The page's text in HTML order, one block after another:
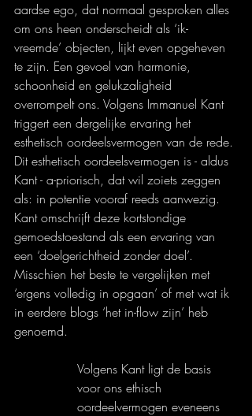
aardse ego, dat normaal gesproken alles
om ons heen onderscheidt als ‘ik-
vreemde’ objecten, lijkt even opgeheven
te zijn. Een gevoel van harmonie,
schoonheid en gelukzaligheid
overrompelt ons. Volgens Immanuel Kant
triggert een dergelijke ervaring het
esthetisch oordeelsvermogen van de rede.
Dit esthetisch oordeelsvermogen is - aldus
Kant - a-priorisch, dat wil zoiets zeggen
als: in potentie vooraf reeds aanwezig.
Kant omschrijft deze kortstondige
gemoedstoestand als een ervaring van
een ‘doelgerichtheid zonder doel’.
Misschien het beste te vergelijken met
‘ergens volledig in opgaan’ of met wat ik
in eerdere blogs ‘het in-flow zijn’ heb
genoemd.
Volgens Kant ligt de basis
voor ons ethisch
oordeelvermogen eveneens